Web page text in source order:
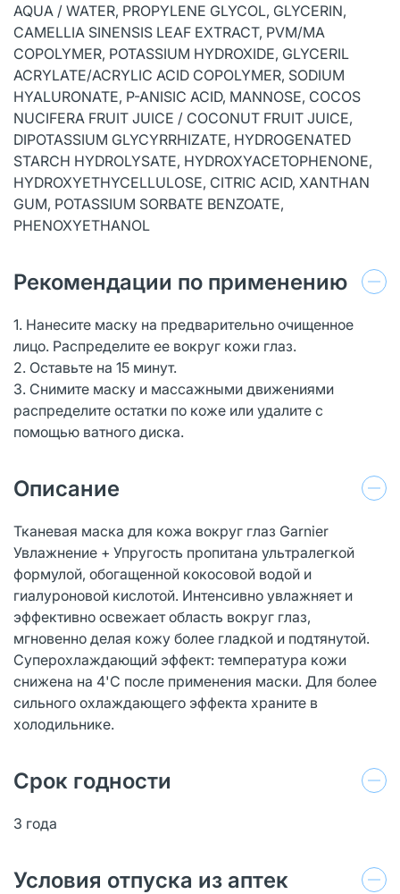
AQUA / WATER, PROPYLENE GLYCOL, GLYCERIN,
CAMELLIA SINENSIS LEAF EXTRACT, PVM/MA
COPOLYMER, POTASSIUM HYDROXIDE, GLYCERIL
ACRYLATE/ACRYLIC ACID COPOLYMER, SODIUM
HYALURONATE, P-ANISIC ACID, MANNOSE, COCOS
NUCIFERA FRUIT JUICE / COCONUT FRUIT JUICE,
DIPOTASSIUM GLYCYRRHIZATE, HYDROGENATED
STARCH HYDROLYSATE, HYDROXYACETOPHENONE,
HYDROXYETHYCELLULOSE, CITRIC ACID, XANTHAN
GUM, POTASSIUM SORBATE BENZOATE,
PHENOXYETHANOL
Рекомендации по применению
1. Нанесите маску на предварительно очищенное
лицо. Распределите ее вокруг кожи глаз.
2. Оставьте на 15 минут.
3. Снимите маску и массажными движениями
распределите остатки по коже или удалите с
помощью ватного диска.
Описание
Тканевая маска для кожа вокруг глаз Garnier
Увлажнение + Упругость пропитана ультралегкой
формулой, обогащенной кокосовой водой и
гиалуроновой кислотой. Интенсивно увлажняет и
эффективно освежает область вокруг глаз,
мгновенно делая кожу более гладкой и подтянутой.
Суперохлаждающий эффект: температура кожи
снижена на 4'C после применения маски. Для более
сильного охлаждающего эффекта храните в
холодильнике.
Срок годности
3 года
Условия отпуска из аптек